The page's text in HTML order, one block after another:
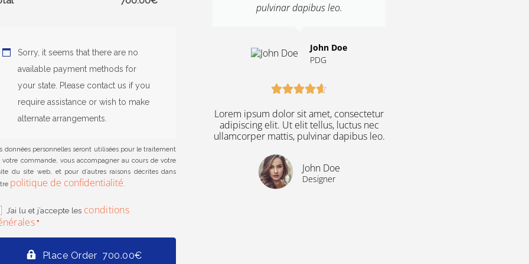
Sorry, it seems that there are no
available payment methods for
your state. Please contact us if you
require assistance or wish to make
alternate arrangements.
données personnelles seront utilisées pour le traitement
votre commande, vous accompagner au cours de votre
du site web, et pour d’autres raisons décrites dans
politique de confidentialité.
J’ai lu et j’accepte les conditions
*
Place Order 700.00€
pulvinar dapibus leo.
John Doe
PDG
pulvinar dapibus leo.
John Doe
PDG

Lorem ipsum dolor sit amet, consectetur
adipiscing elit. Ut elit tellus, luctus nec
ullamcorper mattis, pulvinar dapibus leo.
John Doe
Designer